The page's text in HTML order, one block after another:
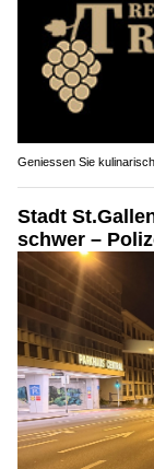
Geniessen Sie
Stadt
schwer –